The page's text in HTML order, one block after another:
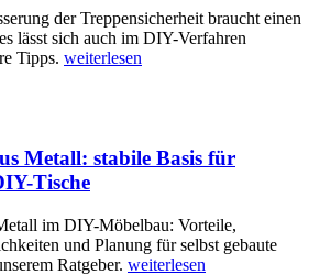
der Treppensicherheit braucht einen
lässt sich auch im DIY-Verfahren
Tipps. weiterlesen
Metall: stabile Basis für
Tische
im DIY-Möbelbau: Vorteile,
und Planung für selbst gebaute
Ratgeber. weiterlesen